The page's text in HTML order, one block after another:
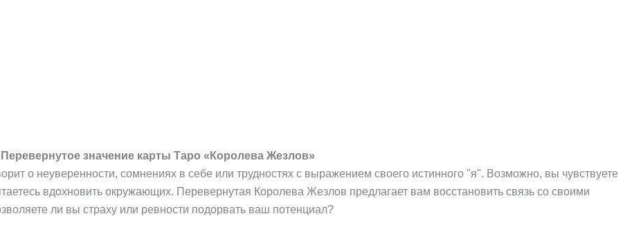
Перевернутое значение карты Таро «Королева Жезлов»
о неуверенности, сомнениях в себе или трудностях с выражением своего истинного "я". Возможно, вы чувствуете
вдохновить окружающих. Перевернутая Королева Жезлов предлагает вам восстановить связь со своими
ли вы страху или ревности подорвать ваш потенциал?